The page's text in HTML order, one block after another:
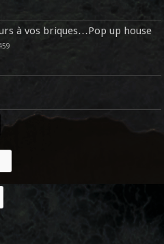
à vos briques…Pop up house